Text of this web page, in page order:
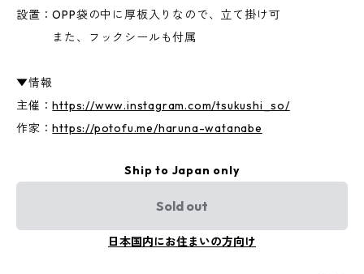
設置：OPP袋の中に厚板入りなので、立て掛け可
また、フックシールも付属
▼情報
主催：https://www.instagram.com/tsukushi_so/
作家：https://potofu.me/haruna-watanabe
Ship to Japan only
Sold out
日本国内にお住まいの方向け